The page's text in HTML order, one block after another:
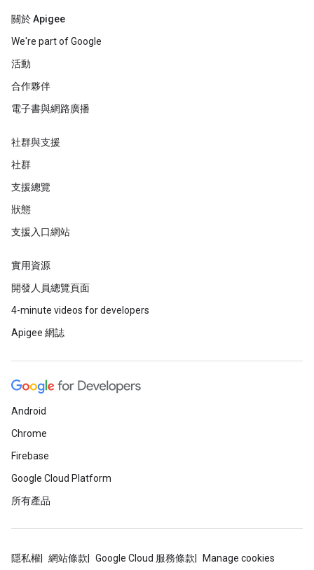
關於 Apigee
We're part of Google
活動
合作夥伴
電子書與網路廣播
社群與支援
社群
支援總覽
狀態
支援入口網站
實用資源
開發人員總覽頁面
4-minute videos for developers
Apigee 網誌
Android
Chrome
Firebase
Google Cloud Platform
所有產品
隱私權 網站條款 Google Cloud 服務條款 Manage cookies